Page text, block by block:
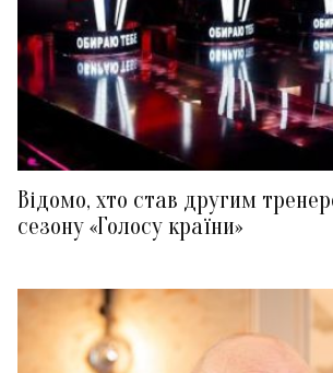
Відомо, хто став другим
сезону «Голосу країни»